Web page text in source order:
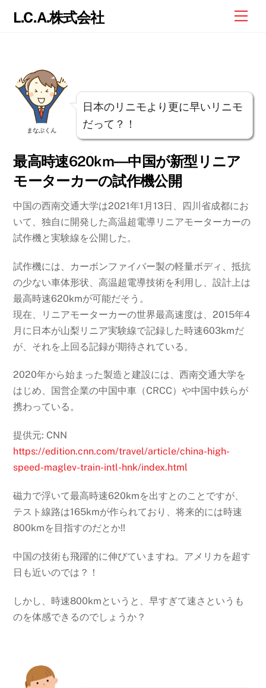
L.C.A.株式会社
まなぶくん
日本のリニモより更に早いリニモ
だって？！
最高時速620km―中国が新型リニア
モーターカーの試作機公開
中国の西南交通大学は2021年1月13日、四川省成都にお
いて、独自に開発した高温超電導リニアモーターカーの
試作機と実験線を公開した。
試作機には、カーボンファイバー製の軽量ボディ、抵抗
の少ない車体形状、高温超電導技術を利用し、設計上は
最高時速620kmが可能だそう。
現在、リニアモーターカーの世界最高速度は、2015年4
月に日本が山梨リニア実験線で記録した時速603kmだ
が、それを上回る記録が期待されている。
2020年から始まった製造と建設には、西南交通大学を
はじめ、国営企業の中国中車（CRCC）や中国中鉄らが
携わっている。
提供元: CNN
https://edition.cnn.com/travel/article/china-high-
speed-maglev-train-intl-hnk/index.html
磁力で浮いて最高時速620kmを出すとのことですが、
テスト線路は165kmが作られており、将来的には時速
800kmを目指すのだとか!!
中国の技術も飛躍的に伸びていますね。アメリカを超す
日も近いのでは？！
しかし、時速800kmというと、早すぎて速さというも
のを体感できるのでしょうか？